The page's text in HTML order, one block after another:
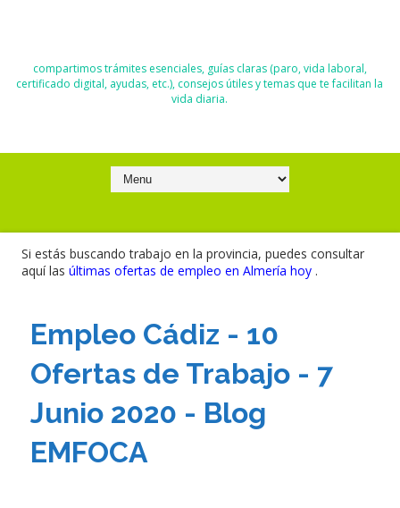
compartimos trámites esenciales, guías claras (paro, vida laboral,
certificado digital, ayudas, etc.), consejos útiles y temas que te facilitan la
vida diaria.
Si estás buscando trabajo en la provincia, puedes consultar
aquí las últimas ofertas de empleo en Almería hoy .
Empleo Cádiz - 10
Ofertas de Trabajo - 7
Junio 2020 - Blog
EMFOCA